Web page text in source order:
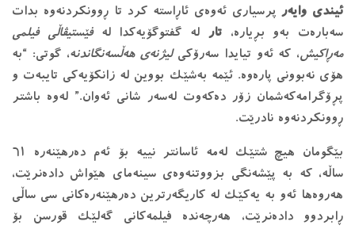
ئیندی وایەرپرسیاری ئەوەی ئاڕاستە کرد تا ڕوونکردنەوە بدات
سەبارەت بەو بڕیارە،تار لە گفتوگۆیەکدا لەفێستیڤاڵی فیلمی
مەڕاکیش، کە ئەو تیایدا سەرۆکیلیژنەی هەڵسەنگاندنە، گوتی: “بە
هۆی نەبوونی پارەوە. ئێمە بەشێک بووین لە زانکۆیەکی تایبەت و
پڕۆگرامەکەشمان زۆر دەکەوت لەسەر شانی ئەوان.” لەوە باشتر
ڕوونکردنەوە نادرێت.
بێگومان هیچ شتێک لەمە ئاسانتر نییە بۆ ئەم دەرهێنەرە ٦١
ساڵە، کە بە پێشەنگی بزووتنەوەی سینەمای هێواش دادەنرێت،
هەروەها ئەو بە یەکێک لە کاریگەرترین دەرهێنەرەکانی سی ساڵی
ڕابردوو دادەنرێت، هەرچەندە فیلمەکانی گەلێک قورسن بۆ